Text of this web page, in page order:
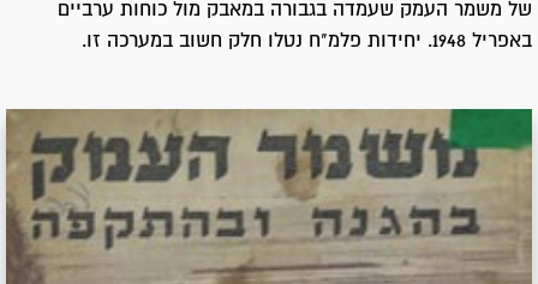
של משמר העמק שעמדה בגבורה במאבק מול כוחות ערביים
באפריל 1948. יחידות פלמ"ח נטלו חלק חשוב במערכה זו.